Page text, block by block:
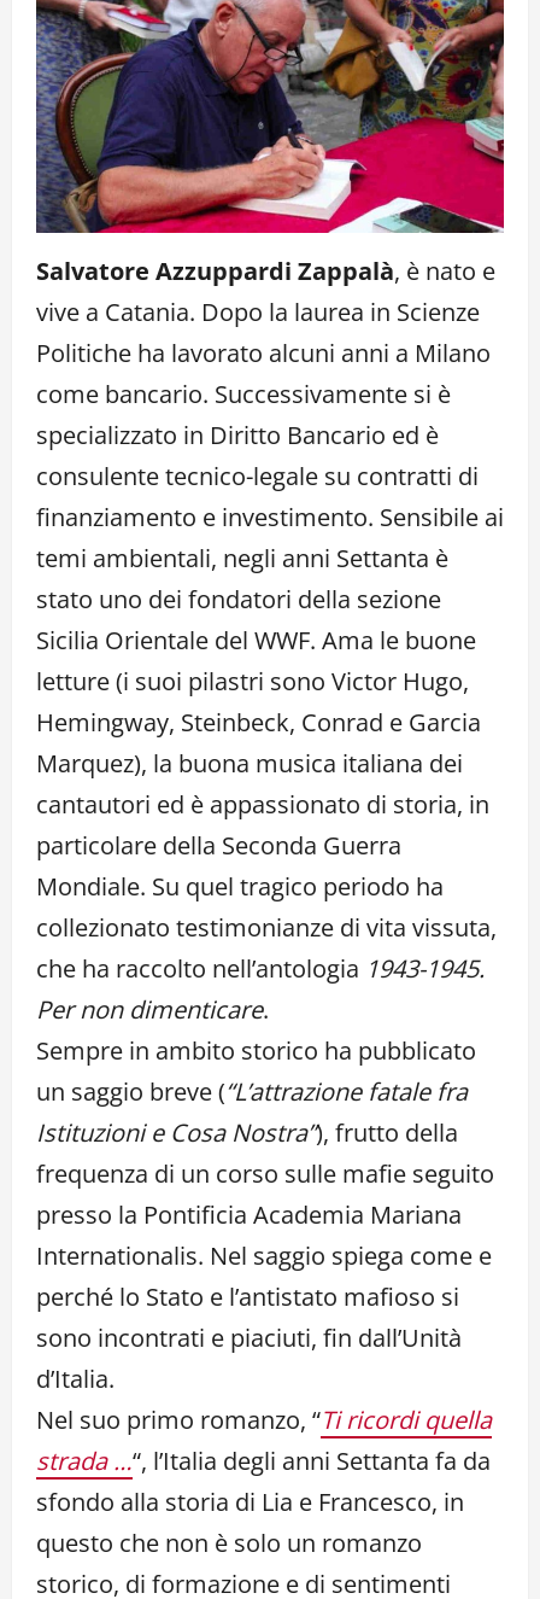
Salvatore Azzuppardi Zappalà, è nato e
vive a Catania. Dopo la laurea in Scienze
Politiche ha lavorato alcuni anni a Milano
come bancario. Successivamente si è
specializzato in Diritto Bancario ed è
consulente tecnico-legale su contratti di
finanziamento e investimento. Sensibile ai
temi ambientali, negli anni Settanta è
stato uno dei fondatori della sezione
Sicilia Orientale del WWF. Ama le buone
letture (i suoi pilastri sono Victor Hugo,
Hemingway, Steinbeck, Conrad e Garcia
Marquez), la buona musica italiana dei
cantautori ed è appassionato di storia, in
particolare della Seconda Guerra
Mondiale. Su quel tragico periodo ha
collezionato testimonianze di vita vissuta,
che ha raccolto nell’antologia 1943-1945.
Per non dimenticare.
Sempre in ambito storico ha pubblicato
un saggio breve (“L’attrazione fatale fra
Istituzioni e Cosa Nostra”), frutto della
frequenza di un corso sulle mafie seguito
presso la Pontificia Academia Mariana
Internationalis. Nel saggio spiega come e
perché lo Stato e l’antistato mafioso si
sono incontrati e piaciuti, fin dall’Unità
d’Italia.
Nel suo primo romanzo, “Ti ricordi quella
strada …“, l’Italia degli anni Settanta fa da
sfondo alla storia di Lia e Francesco, in
questo che non è solo un romanzo
storico, di formazione e di sentimenti